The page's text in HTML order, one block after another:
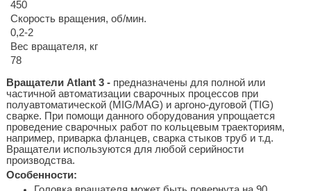
450
Скорость вращения, об/мин.
0,2-2
Вес вращателя, кг
78
Вращатели Atlant 3 -предназначены для полной или
частичной автоматизации сварочных процессов при
полуавтоматической (MIG/MAG) и аргоно-дуговой (TIG)
сварке. При помощи данного оборудования упрощается
проведение сварочных работ по кольцевым траекториям,
например, приварка фланцев, сварка стыков труб и т.д.
Вращатели используются для любой серийности
производства.
Особенности: